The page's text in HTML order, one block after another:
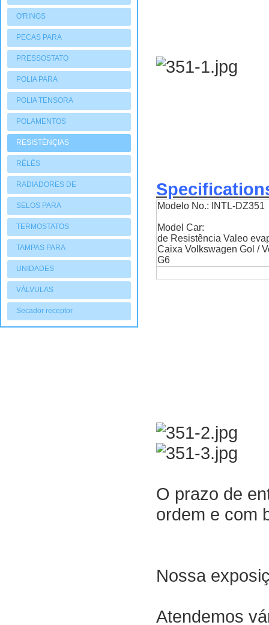
COMPRESSORES
O'RINGS
PECAS PARA
COMPRESSORES
PRESSOSTATO
POLIA PARA
COMPRESSORES
POLIA TENSORA
POLAMENTOS
RESISTÉNÇIAS
RÉLÉS
RADIADORES DE
AQUECIMENTO
SELOS PARA
COMPRESSORES
TERMOSTATOS
TAMPAS PARA
COMPRESSORES
UNIDADES
CONDENSADORAS
VÁLVULAS
Secador receptor
Modelo No.: INTL-DZ351
Model Car:
de Resistência Valeo
Caixa Volkswagen Gol /
G6
O prazo de
ordem e com
Nossa
Atendemos